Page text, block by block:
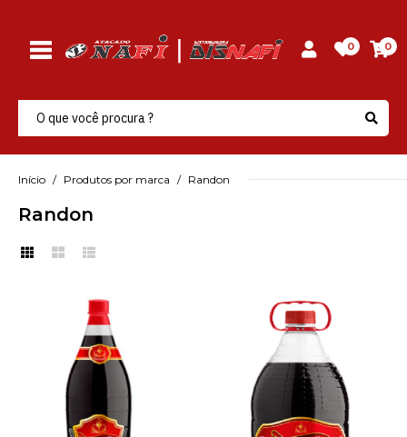
0 0
Início Produtos por marca Randon
Randon
Bebida Coquetel
Alcoolico Cantinho Do
Vale 2 Lt Pet Randon -
Unidade
R$17,49